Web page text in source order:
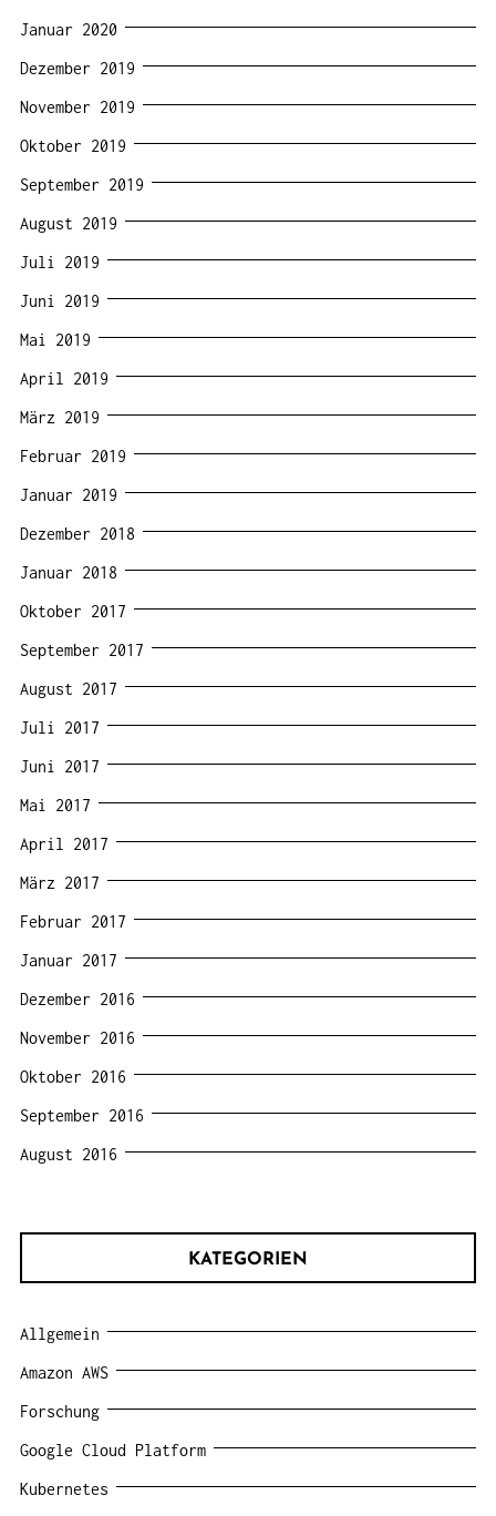
Januar 2020
Dezember 2019
November 2019
Oktober 2019
September 2019
August 2019
Juli 2019
Juni 2019
Mai 2019
April 2019
März 2019
Februar 2019
Januar 2019
Dezember 2018
Januar 2018
Oktober 2017
September 2017
August 2017
Juli 2017
Juni 2017
Mai 2017
April 2017
März 2017
Februar 2017
Januar 2017
Dezember 2016
November 2016
Oktober 2016
September 2016
August 2016
KATEGORIEN
Allgemein
Amazon AWS
Forschung
Google Cloud Platform
Kubernetes